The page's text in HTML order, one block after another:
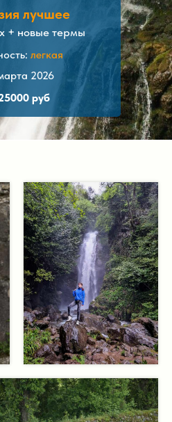
лучшее
+ новые термы
2026
легкая
руб